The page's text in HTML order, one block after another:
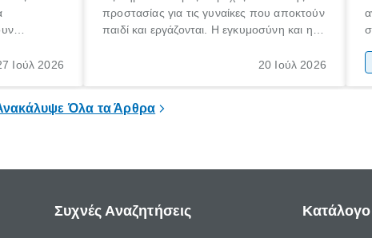
είναι»,
Ιούλ 2026
προστασίας για τις γυναίκες που αποκτούν
παιδί και εργάζονται. Η εγκυμοσύνη και η
σημαντική περίοδος στη ζωή κάθε20 Ιούλ 2026
Όλα τα Άρθρα
Συχνές Αναζητήσεις